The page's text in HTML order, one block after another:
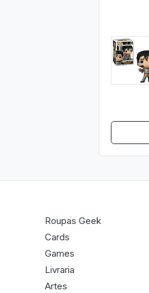
Roupas Geek
Cards
Games
Livraria
Artes